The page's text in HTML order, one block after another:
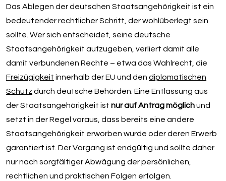
Das Ablegen der deutschen Staatsangehörigkeit ist ein
bedeutender rechtlicher Schritt, der wohlüberlegt sein
sollte. Wer sich entscheidet, seine deutsche
Staatsangehörigkeit aufzugeben, verliert damit alle
damit verbundenen Rechte – etwa das Wahlrecht, die
Freizügigkeit innerhalb der EU und dendiplomatischen
Schutz durch deutsche Behörden. Eine Entlassung aus
der Staatsangehörigkeit istnur auf Antrag möglichund
setzt in der Regel voraus, dass bereits eine andere
Staatsangehörigkeit erworben wurde oder deren Erwerb
garantiert ist. Der Vorgang ist endgültig und sollte daher
nur nach sorgfältiger Abwägung der persönlichen,
rechtlichen und praktischen Folgen erfolgen.